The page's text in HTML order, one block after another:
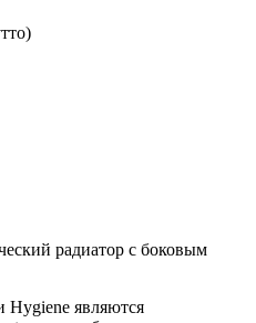
радиатор с боковым
Hygiene являются